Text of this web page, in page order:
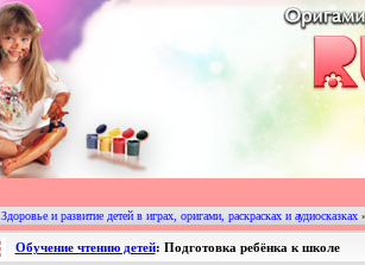
Здоровье и развитие детей в играх, оригами, раскрасках и аудиосказках
Обучение чтению детей: Подготовка ребёнка к школе